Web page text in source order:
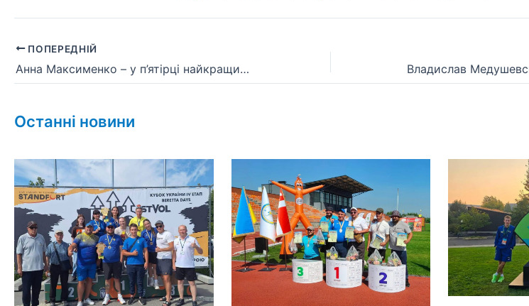
ПОПЕРЕДНІЙ
Анна Максименко – у п’ятірці найкращих шпажисток чемпіонату Європи
Останні новини